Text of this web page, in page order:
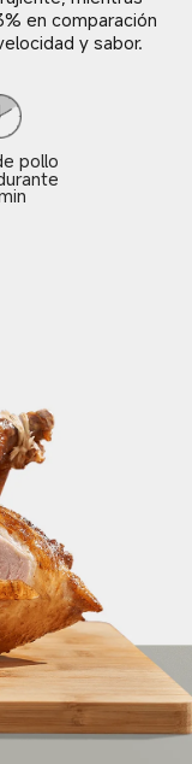
en comparación
y sabor.
pollo